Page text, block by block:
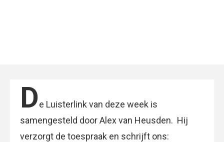
De Luisterlink van deze week is
samengesteld door Alex van Heusden. Hij
verzorgt de toespraak en schrijft ons: